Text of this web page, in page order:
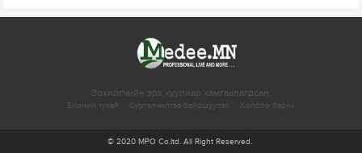
Зохиогчийн эрх хуулиар хамгаалагдсан.
Бидний тухай Сурталчилгаа байршуулах Холбоо барих
© 2020 MPO Co.ltd. All Right Reserved.